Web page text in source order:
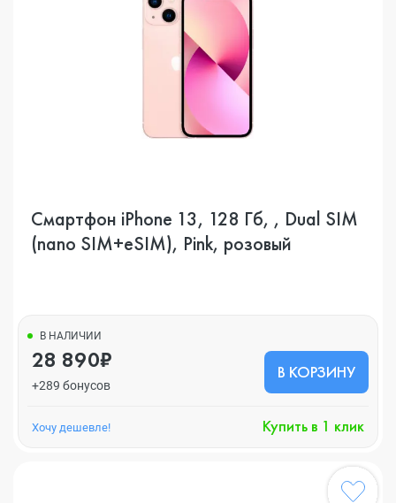
Смартфон iPhone 13, 128 Гб, , Dual SIM
(nano SIM+eSIM), Pink, розовый
В НАЛИЧИИ
28 890₽
+289 бонусов
В КОРЗИНУ
Хочу дешевле! Купить в 1 клик